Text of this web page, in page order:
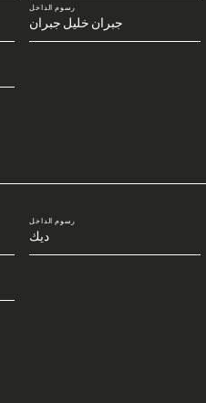
رسوم الداخل
جبران خليل جبران
رسوم الداخل
ديك